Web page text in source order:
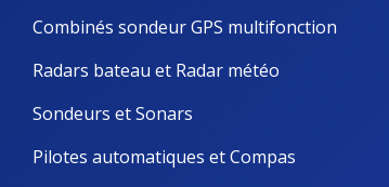
Combinés sondeur GPS multifonction
Radars bateau et Radar météo
Sondeurs et Sonars
Pilotes automatiques et Compas